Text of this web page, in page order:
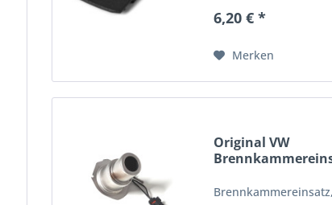
6,20 € *
Merken
Original VW